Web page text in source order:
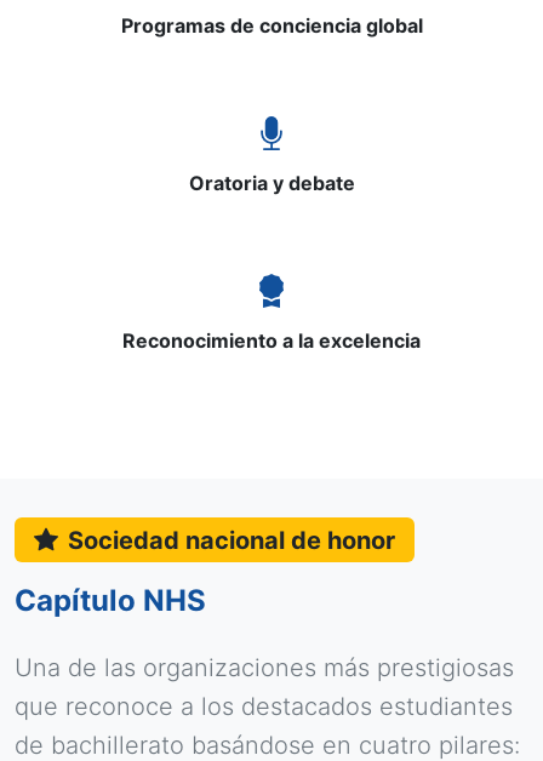
Programas de conciencia global
Oratoria y debate
Reconocimiento a la excelencia
Sociedad nacional de honor
Capítulo NHS
Una de las organizaciones más prestigiosas
que reconoce a los destacados estudiantes
de bachillerato basándose en cuatro pilares: